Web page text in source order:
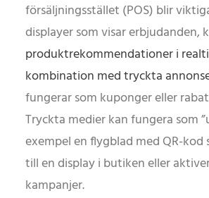
försäljningsstället (POS) blir
displayer som visar erbjudanden,
produktrekommendationer i
kombination med tryckta
fungerar som kuponger eller
Tryckta medier kan fungera som
exempel en flygblad med QR-kod
till en display i butiken eller
kampanjer.